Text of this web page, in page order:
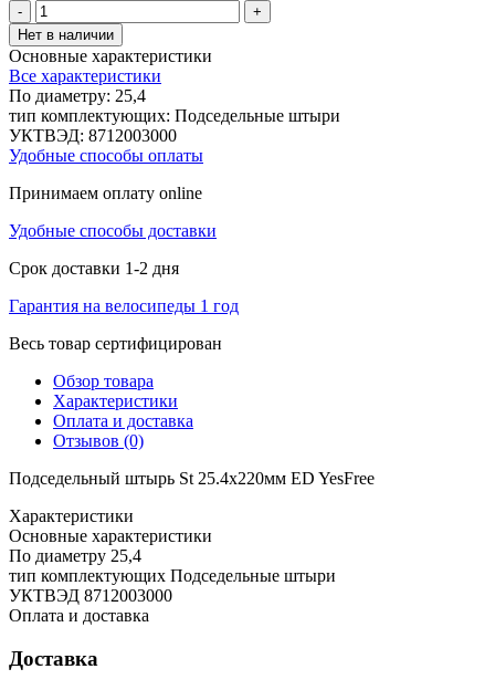
-
+
Нет в наличии
Основные характеристики
Все характеристики
По диаметру: 25,4
тип комплектующих: Подседельные штыри
УКТВЭД: 8712003000
Удобные способы оплаты
Принимаем оплату online
Удобные способы доставки
Срок доставки 1-2 дня
Гарантия на велосипеды 1 год
Весь товар сертифицирован
Обзор товара
Характеристики
Оплата и доставка
Отзывов (0)
Подседельный штырь St 25.4x220мм ED YesFree
Характеристики
Основные характеристики
По диаметру 25,4
тип комплектующих Подседельные штыри
УКТВЭД 8712003000
Оплата и доставка
Доставка